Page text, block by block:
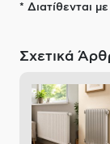
* Διατίθενται
Σχετικά